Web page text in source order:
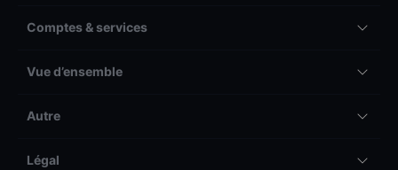
Comptes & services
Vue d’ensemble
Autre
Légal